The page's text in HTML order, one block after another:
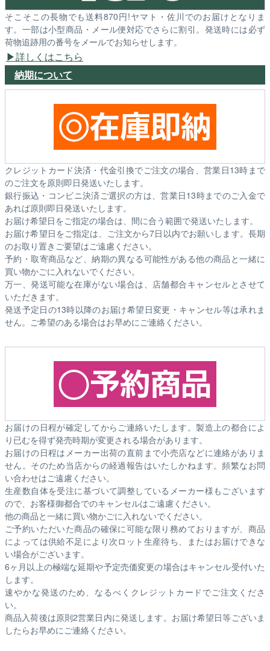
そこそこの長物でも送料870円!ヤマト・佐川でのお届けとなりま
す。一部は小型商品・メール便対応でさらに割引。発送時には必ず
荷物追跡用の番号をメールでお知らせします。
詳しくはこちら
納期について
クレジットカード決済・代金引換でご注文の場合、営業日13時まで
のご注文を原則即日発送いたします。
銀行振込・コンビニ決済ご選択の方は、営業日13時までのご入金で
あれば原則即日発送いたします。
お届け希望日をご指定の場合は、間に合う範囲で発送いたします。
お届け希望日をご指定は、ご注文から7日以内でお願いします。長期
のお取り置きご要望はご遠慮ください。
予約・取寄商品など、納期の異なる可能性がある他の商品と一緒に
買い物かごに入れないでください。
万一、発送可能な在庫がない場合は、店舗都合キャンセルとさせて
いただきます。
発送予定日の13時以降のお届け希望日変更・キャンセル等は承れま
せん。ご希望のある場合はお早めにご連絡ください。
お届けの日程が確定してからご連絡いたします。製造上の都合によ
り已むを得ず発売時期が変更される場合があります。
お届けの日程はメーカー出荷の直前まで小売店などに連絡がありま
せん。そのため当店からの経過報告はいたしかねます。頻繁なお問
い合わせはご遠慮ください。
生産数自体を受注に基づいて調整しているメーカー様もございます
ので、お客様御都合でのキャンセルはご遠慮ください。
他の商品と一緒に買い物かごに入れないでください。
ご予約いただいた商品の確保に可能な限り務めておりますが、商品
によっては供給不足により次ロット生産待ち、またはお届けできな
い場合がございます。
6ヶ月以上の極端な延期や予定売価変更の場合はキャンセル受付いた
します。
速やかな発送のため、なるべくクレジットカードでご注文くださ
い。
商品入荷後は原則2営業日内に発送します。お届け希望日等ございま
したらお早めにご連絡ください。